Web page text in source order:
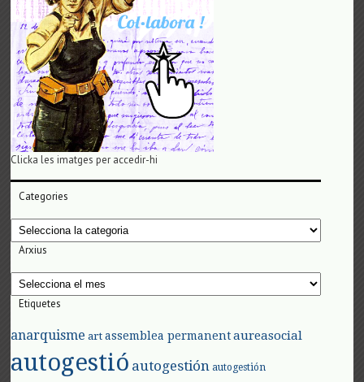
Clicka les imatges per accedir-hi
Categories
Categories
Arxius
Arxius
Etiquetes
anarquisme art assemblea permanent aureasocial
autogestió autogestión autogestión